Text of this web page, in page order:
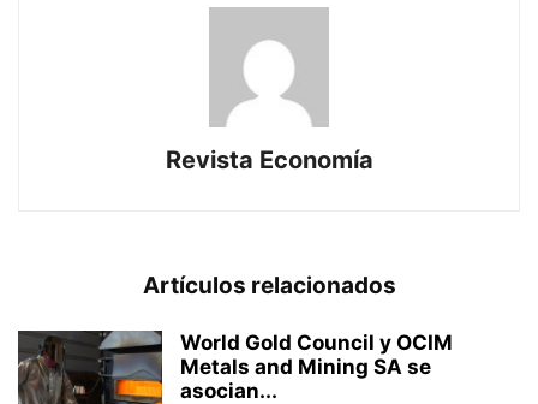
Revista Economía
Artículos relacionados
World Gold Council y OCIM
Metals and Mining SA se
asocian...